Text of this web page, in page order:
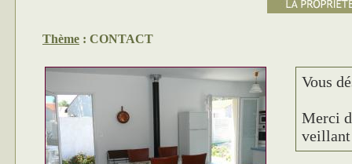
Thème : CONTACT
Vous
Merci
veillant